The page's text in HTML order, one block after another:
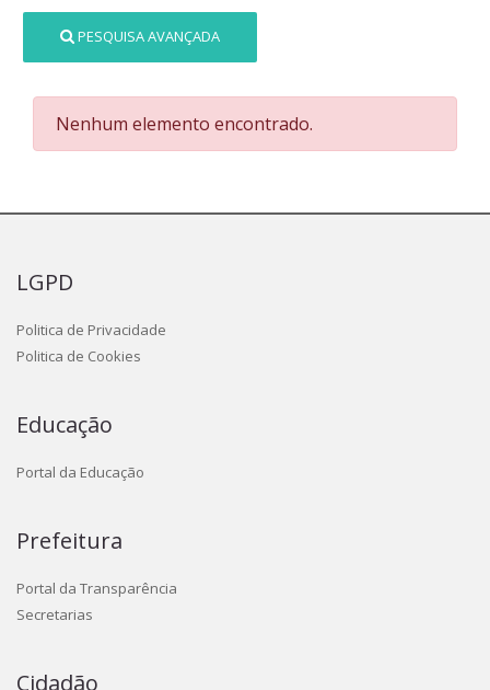
PESQUISA AVANÇADA
Nenhum elemento encontrado.
LGPD
Politica de Privacidade
Politica de Cookies
Educação
Portal da Educação
Prefeitura
Portal da Transparência
Secretarias
Cidadão